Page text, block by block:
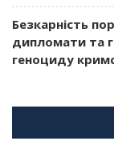
Безкарність
дипломати та
геноциду